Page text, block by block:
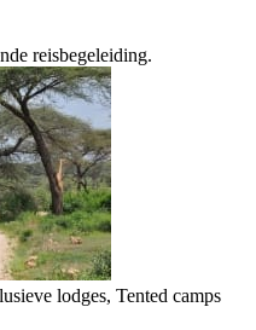
reisbegeleiding.
lodges, Tented camps